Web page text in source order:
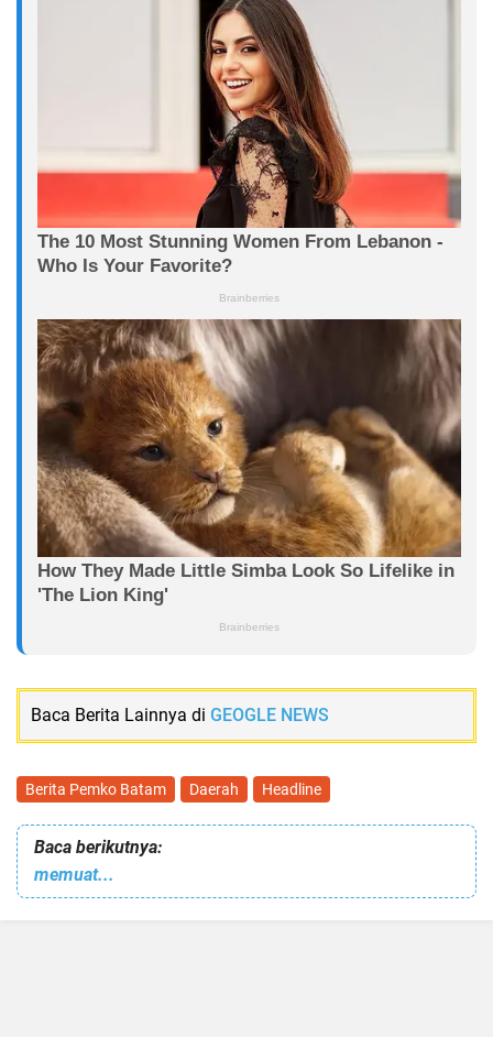
Baca Berita Lainnya di GEOGLE NEWS
Berita Pemko Batam Daerah Headline
Baca berikutnya:
memuat...